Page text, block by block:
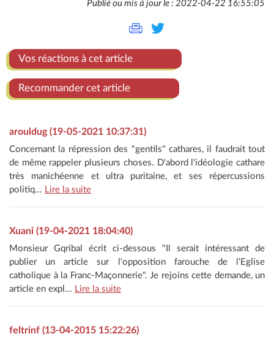
Publié ou mis à jour le : 2022-04-22 16:55:05
Vos réactions à cet article
Recommander cet article
arouldug (19-05-2021 10:37:31)
Concernant la répression des "gentils" cathares, il faudrait tout
de même rappeler plusieurs choses. D'abord l'idéologie cathare
très manichéenne et ultra puritaine, et ses répercussions
politiq... Lire la suite
Xuani (19-04-2021 18:04:40)
Monsieur Gqribal écrit ci-dessous "Il serait intéressant de
publier un article sur l'opposition farouche de l'Eglise
catholique à la Franc-Maçonnerie". Je rejoins cette demande, un
article en expl... Lire la suite
feltrinf (13-04-2015 15:22:26)